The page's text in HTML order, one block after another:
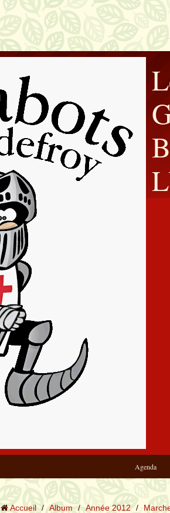
Agenda
Accueil / Album / Année 2012 /